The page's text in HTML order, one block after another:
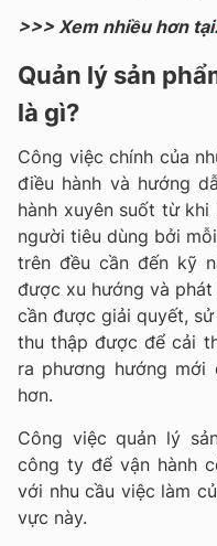
>>> Xem nhiều hơn
Quản lý sản
là gì?
Công việc chính của
điều hành và hướng
hành xuyên suốt từ
người tiêu dùng bởi
trên đều cần đến kỹ
được xu hướng và
cần được giải quyết,
thu thập được để cải
ra phương hướng mới
hơn.
Công việc quản lý
công ty để vận hành
với nhu cầu việc làm
vực này.